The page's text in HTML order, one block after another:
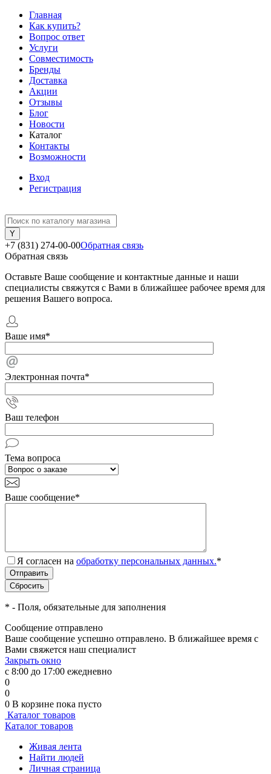
Главная
Как купить?
Вопрос ответ
Услуги
Совместимость
Бренды
Доставка
Акции
Отзывы
Блог
Новости
Каталог
Контакты
Возможности
Вход
Регистрация
+7 (831) 274-00-00Обратная связь
Обратная связь
Оставьте Ваше сообщение и контактные данные и наши
специалисты свяжутся с Вами в ближайшее рабочее время для
решения Вашего вопроса.
Ваше имя*
Электронная почта*
Ваш телефон
Тема вопроса
Ваше сообщение*
Я согласен на обработку персональных данных.*
* - Поля, обязательные для заполнения
Сообщение отправлено
Ваше сообщение успешно отправлено. В ближайшее время с
Вами свяжется наш специалист
Закрыть окно
с 8:00 до 17:00 ежедневно
0
0
0 В корзине пока пусто
Каталог товаров
Каталог товаров
Живая лента
Найти людей
Личная страница